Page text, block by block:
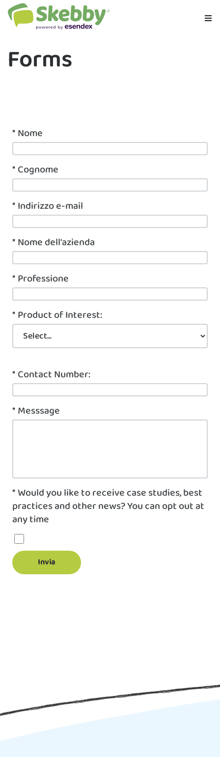
Forms
*Nome
*Cognome
*Indirizzo e-mail
*Nome dell'azienda
*Professione
*Product of Interest:
*Contact Number:
*Messsage
*Would you like to receive case studies, best
practices and other news? You can opt out at
any time
Invia